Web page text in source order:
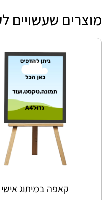
מוצרים שעשויים
קאפה במיתוג אישי